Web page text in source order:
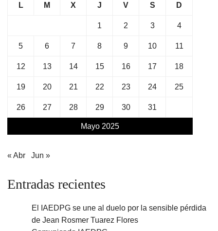
Mayo 2025
L M X J V S D
1 2 3 4
5 6 7 8 9 10 11
12 13 14 15 16 17 18
19 20 21 22 23 24 25
26 27 28 29 30 31
« Abr Jun »
Entradas recientes
El IAEDPG se une al duelo por la sensible pérdida
de Jean Rosmer Tuarez Flores